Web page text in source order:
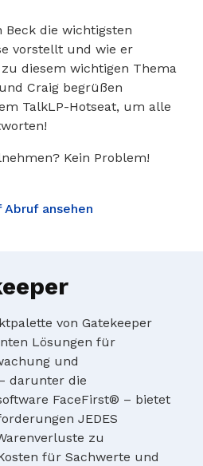
Beck die wichtigsten
vorstellt und wie er
diesem wichtigen Thema
Craig begrüßen
TalkLP-Hotseat, um alle
Kein Problem!
Abruf ansehen
von Gatekeeper
Lösungen für
und
darunter die
FaceFirst® – bietet
JEDES
zu
für Sachwerte und